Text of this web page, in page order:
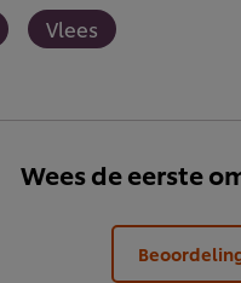
Vlees
Wees de eerste